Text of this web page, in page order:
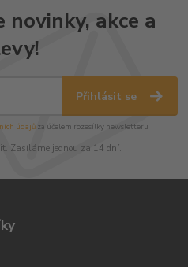
akce a
Přihlásit se
údajůza účelem rozesílky newsletteru.
Zasíláme jednou za 14 dní.